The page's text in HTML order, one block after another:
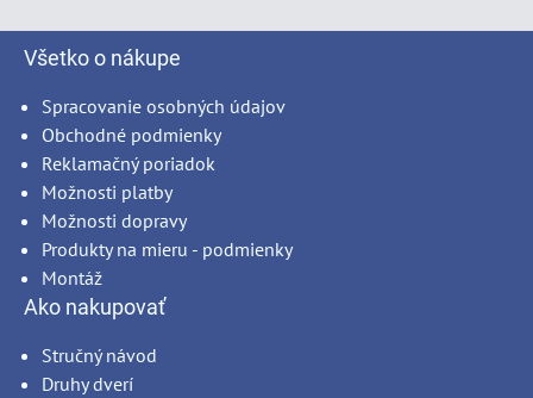
Všetko o nákupe
Spracovanie osobných údajov
Obchodné podmienky
Reklamačný poriadok
Možnosti platby
Možnosti dopravy
Produkty na mieru - podmienky
Montáž
Ako nakupovať
Stručný návod
Druhy dverí